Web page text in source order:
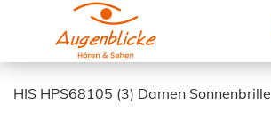
HIS HPS68105 (3) Damen Sonnenbrille